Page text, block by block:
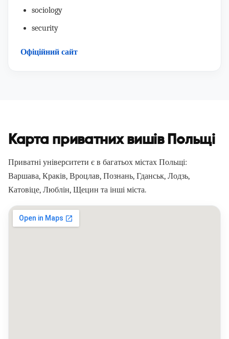
sociology
security
Офіційний сайт
Карта приватних вишів Польщі
Приватні університети є в багатьох містах Польщі:
Варшава, Краків, Вроцлав, Познань, Гданськ, Лодзь,
Катовіце, Люблін, Щецин та інші міста.